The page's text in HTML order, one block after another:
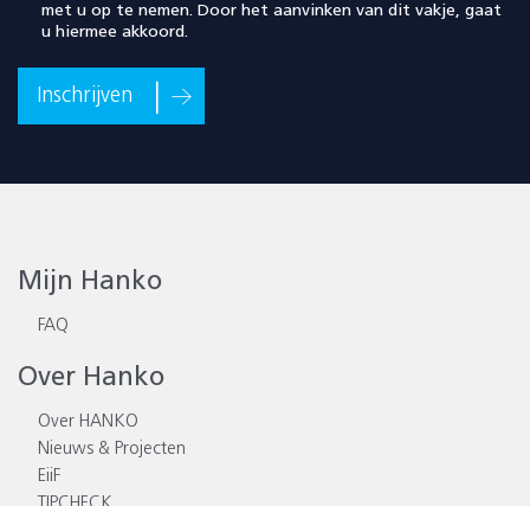
met u op te nemen. Door het aanvinken van dit vakje, gaat
u hiermee akkoord.
Inschrijven
Mijn Hanko
FAQ
Over Hanko
Over HANKO
Nieuws & Projecten
EiiF